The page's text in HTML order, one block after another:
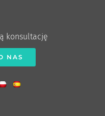
konsultację
NAS